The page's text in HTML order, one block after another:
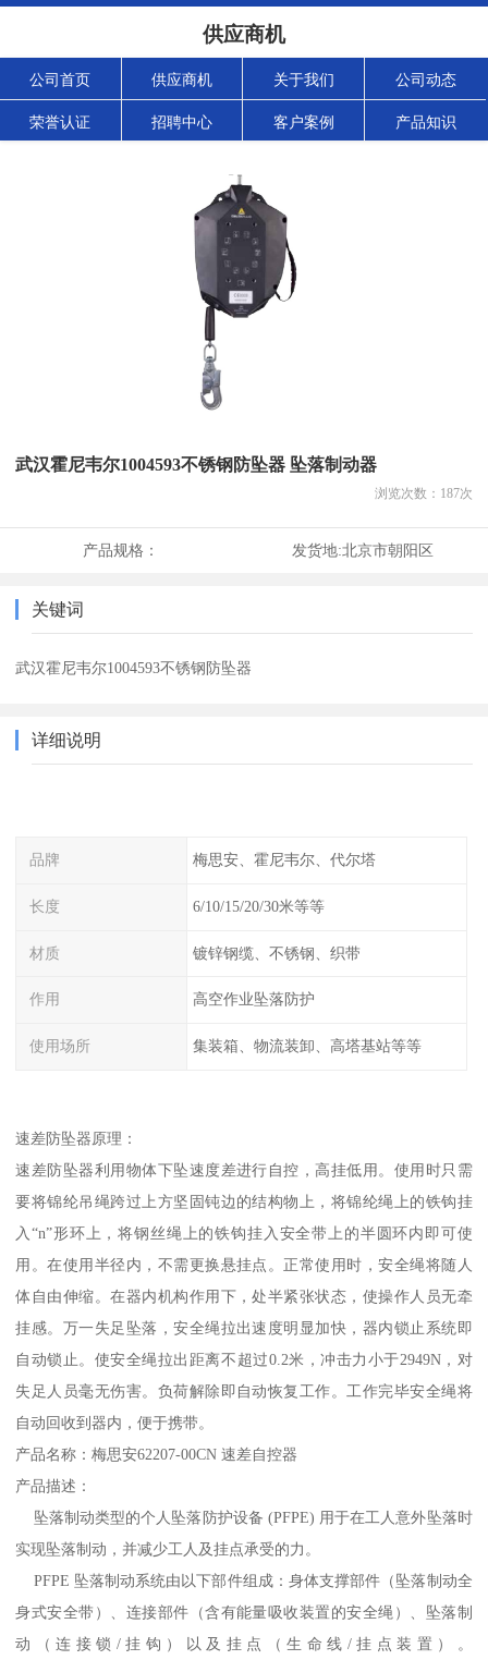
供应商机
公司首页 供应商机 关于我们 公司动态
荣誉认证 招聘中心 客户案例 产品知识
武汉霍尼韦尔1004593不锈钢防坠器 坠落制动器
浏览次数： 187次
产品规格： 发货地:北京市朝阳区
关键词
武汉霍尼韦尔1004593不锈钢防坠器
详细说明
品牌 梅思安、霍尼韦尔、代尔塔
长度 6/10/15/20/30米等等
材质 镀锌钢缆、不锈钢、织带
作用 高空作业坠落防护
使用场所 集装箱、物流装卸、高塔基站等等
速差防坠器原理：
速差防坠器利用物体下坠速度差进行自控，高挂低用。使用时只需
要将锦纶吊绳跨过上方坚固钝边的结构物上，将锦纶绳上的铁钩挂
入“n”形环上，将钢丝绳上的铁钩挂入安全带上的半圆环内即可使
用。在使用半径内，不需更换悬挂点。正常使用时，安全绳将随人
体自由伸缩。在器内机构作用下，处半紧张状态，使操作人员无牵
挂感。万一失足坠落，安全绳拉出速度明显加快，器内锁止系统即
自动锁止。使安全绳拉出距离不超过0.2米，冲击力小于2949N，对
失足人员毫无伤害。负荷解除即自动恢复工作。工作完毕安全绳将
自动回收到器内，便于携带。
产品名称：梅思安62207-00CN 速差自控器
产品描述：
坠落制动类型的个人坠落防护设备 (PFPE) 用于在工人意外坠落时
实现坠落制动，并减少工人及挂点承受的力。
PFPE 坠落制动系统由以下部件组成：身体支撑部件（坠落制动全
身式安全带）、连接部件（含有能量吸收装置的安全绳）、坠落制
动（连接锁/挂钩）以及挂点（生命线/挂点装置）。